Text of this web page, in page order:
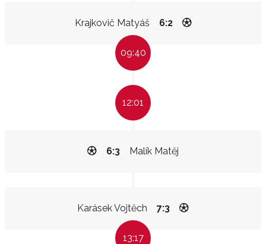
Krajkovič Matyáš 6:2
09:40
12:01
Malík Matěj
6:3
Karásek Vojtěch 7:3
13:17